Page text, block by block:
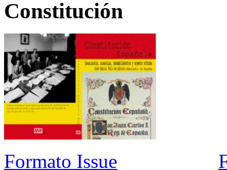
Constitución
Formato Issue